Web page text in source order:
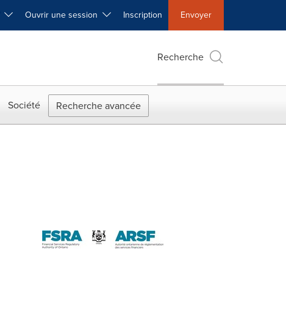
Ouvrir une session Inscription Envoyer
Recherche
Société Recherche avancée